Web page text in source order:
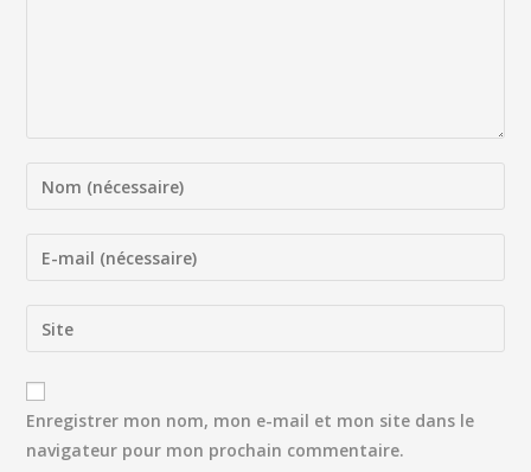
Enregistrer mon nom, mon e-mail et mon site dans le
navigateur pour mon prochain commentaire.